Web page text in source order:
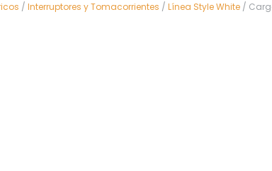
/ Interruptores y Tomacorrientes / Línea Style White /